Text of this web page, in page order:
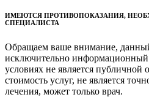
ИМЕЮТСЯ ПРОТИВОПОКАЗАНИЯ,
СПЕЦИАЛИСТА
Обращаем ваше внимание,
исключительно информационный
условиях не является публичной
стоимость услуг, не является
лечения, может только врач.